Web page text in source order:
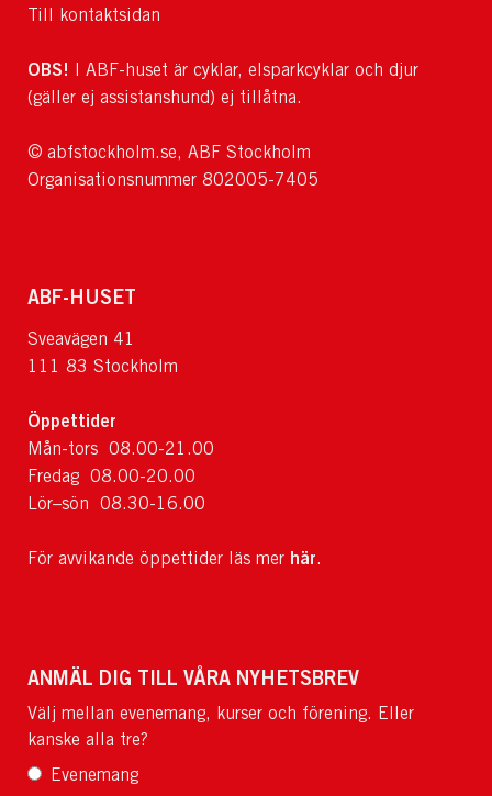
Till kontaktsidan
OBS! I ABF-huset är cyklar, elsparkcyklar och djur
(gäller ej assistanshund) ej tillåtna.
© abfstockholm.se, ABF Stockholm
Organisationsnummer 802005-7405
ABF-HUSET
Sveavägen 41
111 83 Stockholm
Öppettider
Mån-tors 08.00-21.00
Fredag 08.00-20.00
Lör–sön 08.30-16.00
För avvikande öppettider läs mer här.
ANMÄL DIG TILL VÅRA NYHETSBREV
Välj mellan evenemang, kurser och förening. Eller
kanske alla tre?
Evenemang